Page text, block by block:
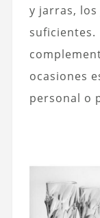
y jarras, los
suficientes.
ocasiones
personal o